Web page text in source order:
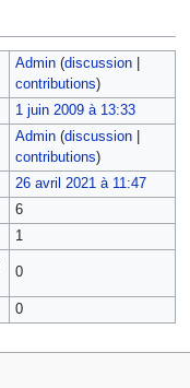
Admin (discussion|
contributions)
1 juin 2009 à 13:33
Admin (discussion|
contributions)
26 avril 2021 à 11:47
6
1
0
0